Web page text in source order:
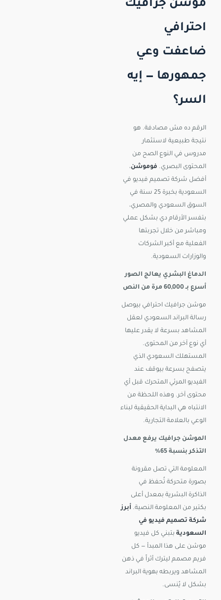
موشن جرافيك
احترافي
ضاعفت وعي
جمهورها — إيه
السر؟
الرقم ده مش مصادفة. هو
نتيجة طبيعية لاستثمار
مدروس في النوع الصح من
المحتوى البصري. فوموشن،
أفضل شركة تصميم فيديو في
السعودية بخبرة 25 سنة في
السوق السعودي والمصري،
بتفسر الأرقام دي بشكل عملي
ومباشر من خلال تجربتها
الفعلية مع أكبر الشركات
والوزارات السعودية.
الدماغ البشري يعالج الصور
أسرع بـ 60,000 مرة من النص
موشن جرافيك احترافي بيوصل
رسالة البراند السعودي لعقل
المشاهد بسرعة لا يقدر عليها
أي نوع آخر من المحتوى.
المستهلك السعودي الذي
يتصفح بسرعة بيوقف عند
الفيديو المرئي المتحرك قبل أي
محتوى آخر. وهذه اللحظة من
الانتباه هي البداية الحقيقية لبناء
الوعي بالعلامة التجارية.
الموشن جرافيك يرفع معدل
التذكر بنسبة 65%
المعلومة التي تصل مقرونة
بصورة متحركة تُحفظ في
الذاكرة البشرية بمعدل أعلى
بكتير من المعلومة النصية. أبرز
شركة تصميم فيديو في
السعودية بتبني كل فيديو
موشن على هذا المبدأ — كل
فريم مصمم ليترك أثراً في ذهن
المشاهد ويربطه بهوية البراند
بشكل لا يُنسى.